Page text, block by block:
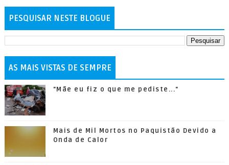
PESQUISAR NESTE BLOGUE
AS MAIS VISTAS DE SEMPRE
"Mãe eu fiz o que me pediste..."
Mais de Mil Mortos no Paquistão Devido a
Onda de Calor